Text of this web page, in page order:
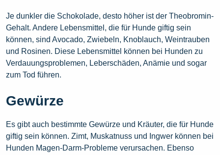
Je dunkler die Schokolade, desto höher ist der Theobromin-
Gehalt. Andere Lebensmittel, die für Hunde giftig sein
können, sind Avocado, Zwiebeln, Knoblauch, Weintrauben
und Rosinen. Diese Lebensmittel können bei Hunden zu
Verdauungsproblemen, Leberschäden, Anämie und sogar
zum Tod führen.
Gewürze
Es gibt auch bestimmte Gewürze und Kräuter, die für Hunde
giftig sein können. Zimt, Muskatnuss und Ingwer können bei
Hunden Magen-Darm-Probleme verursachen. Ebenso